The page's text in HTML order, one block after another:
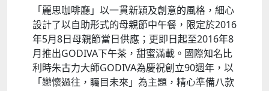
「麗思咖啡廳」以一貫新穎及創意的風格，細心
設計了以自助形式的母親節中午餐，限定於2016
年5月8日母親節當日供應；更即日起至2016年8
月推出GODIVA下午茶，甜蜜滿載。國際知名比
利時朱古力大師GODIVA為慶祝創立90週年，以
「戀懷過往，矚目未來」為主題，精心準備八款